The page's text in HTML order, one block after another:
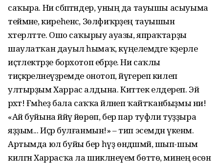
саҡыра. Ни сәбәптәндер, уның да тауышы асыуыма
теймәне, киреһенсә, Зөлфиҡәрҙең тауышын
хәтерләтте. Ошо саҡырыу ауазы, япраҡтарҙы
шаулатҡан дауыл һымаҡ, күңелемдәге ҡәҙерле
иҫтәлектәрҙе борхотоп ебәрҙе. Ни саҡлы
тиҫкәреләнеүҙәремде онотоп, йүгереп килеп
ултырҙым Харрас алдына. Киттек елдереп. Эй
рәхәт! Ғәмһеҙ бала саҡҡа әйләнеп ҡайтҡанбыҙмы ни!
«Ай буйына йәйәү йөрөп, бер пар туфли туҙҙыра
яҙҙым... Иҫәр булғанмын!» – тип эсемдән үкенәм.
Артымда юл буйы бер һүҙ өндәшмәй, шып-шым
килгән Харрасҡа ла шикләнеүем бөттө, минең өсөн